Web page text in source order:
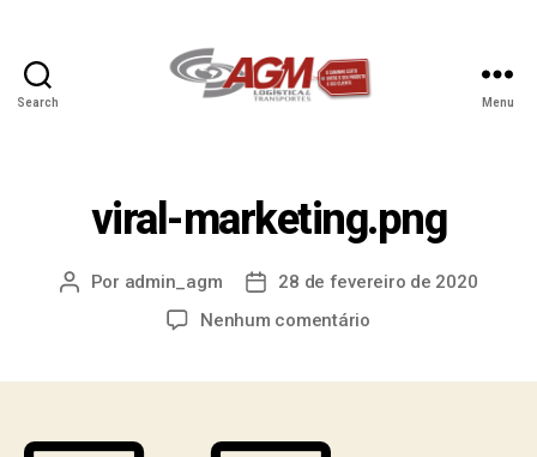
Search Menu
viral-marketing.png
Por admin_agm
28 de fevereiro de 2020
Nenhum comentário